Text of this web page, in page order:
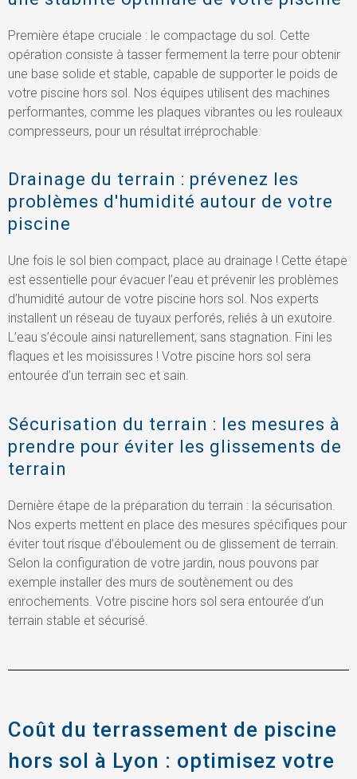
Première étape cruciale : le compactage du sol. Cette
opération consiste à tasser fermement la terre pour obtenir
une base solide et stable, capable de supporter le poids de
votre piscine hors sol. Nos équipes utilisent des machines
performantes, comme les plaques vibrantes ou les rouleaux
compresseurs, pour un résultat irréprochable.
Drainage du terrain : prévenez les
problèmes d'humidité autour de votre
piscine
Une fois le sol bien compact, place au drainage ! Cette étape
est essentielle pour évacuer l’eau et prévenir les problèmes
d’humidité autour de votre piscine hors sol. Nos experts
installent un réseau de tuyaux perforés, reliés à un exutoire.
L’eau s’écoule ainsi naturellement, sans stagnation. Fini les
flaques et les moisissures ! Votre piscine hors sol sera
entourée d’un terrain sec et sain.
Sécurisation du terrain : les mesures à
prendre pour éviter les glissements de
terrain
Dernière étape de la préparation du terrain : la sécurisation.
Nos experts mettent en place des mesures spécifiques pour
éviter tout risque d’éboulement ou de glissement de terrain.
Selon la configuration de votre jardin, nous pouvons par
exemple installer des murs de soutènement ou des
enrochements. Votre piscine hors sol sera entourée d’un
terrain stable et sécurisé.
Coût du terrassement de piscine
hors sol à Lyon : optimisez votre